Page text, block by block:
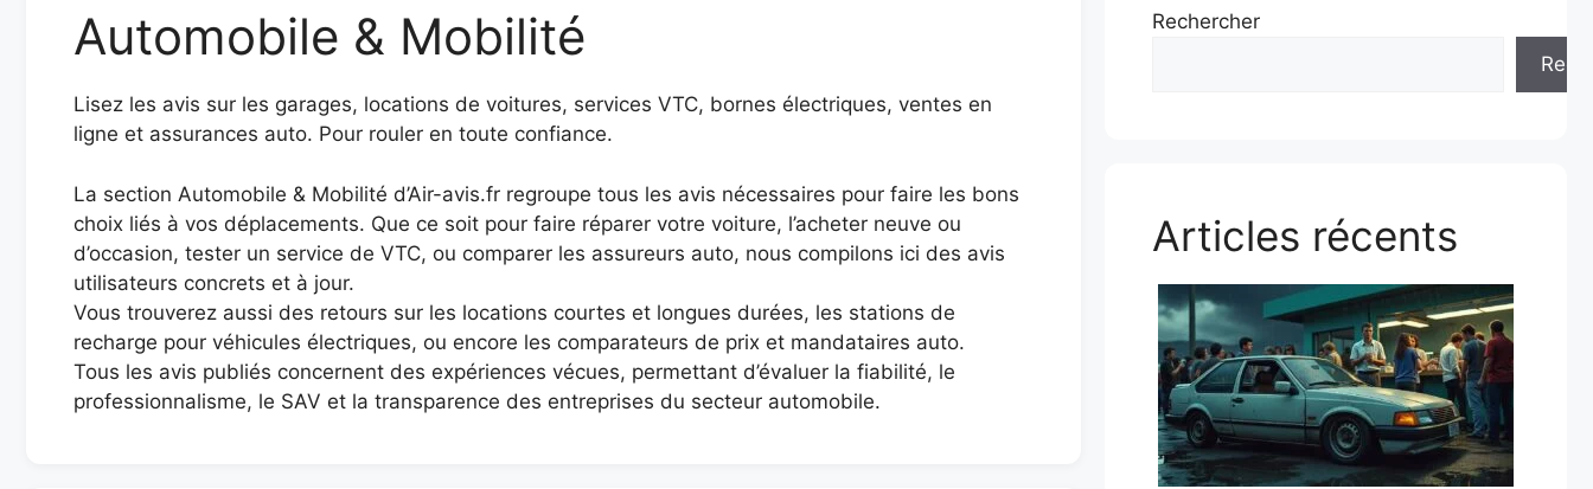
Automobile & Mobilité
Lisez les avis sur les garages, locations de voitures, services VTC, bornes électriques, ventes en
ligne et assurances auto. Pour rouler en toute confiance.
La section Automobile & Mobilité d’Air-avis.fr regroupe tous les avis nécessaires pour faire les bons
choix liés à vos déplacements. Que ce soit pour faire réparer votre voiture, l’acheter neuve ou
d’occasion, tester un service de VTC, ou comparer les assureurs auto, nous compilons ici des avis
utilisateurs concrets et à jour.
Vous trouverez aussi des retours sur les locations courtes et longues durées, les stations de
recharge pour véhicules électriques, ou encore les comparateurs de prix et mandataires auto.
Tous les avis publiés concernent des expériences vécues, permettant d’évaluer la fiabilité, le
professionnalisme, le SAV et la transparence des entreprises du secteur automobile.
Rechercher
Articles récents